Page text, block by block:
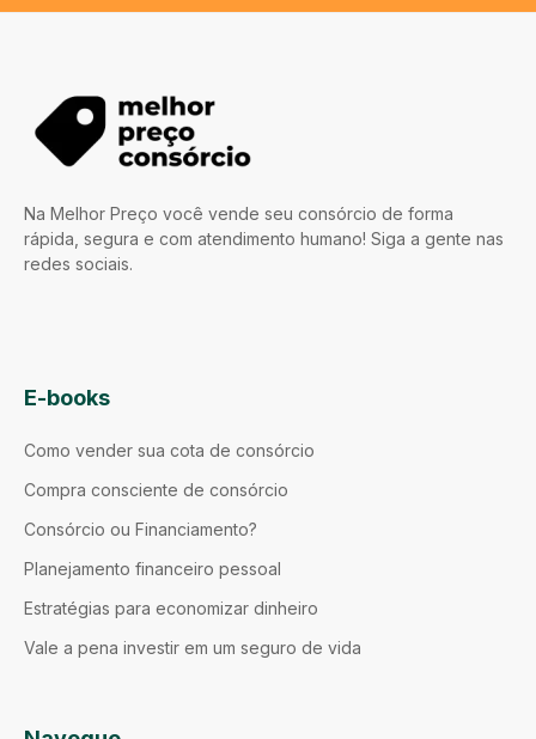
Na Melhor Preço você vende seu consórcio de forma
rápida, segura e com atendimento humano! Siga a gente nas
redes sociais.
E-books
Como vender sua cota de consórcio
Compra consciente de consórcio
Consórcio ou Financiamento?
Planejamento financeiro pessoal
Estratégias para economizar dinheiro
Vale a pena investir em um seguro de vida